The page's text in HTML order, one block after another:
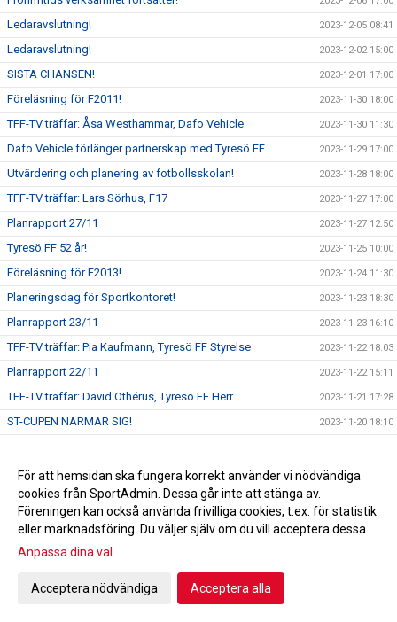
Ledaravslutning! 2023-12-05 08:41
Ledaravslutning! 2023-12-02 15:00
SISTA CHANSEN! 2023-12-01 17:00
Föreläsning för F2011! 2023-11-30 18:00
TFF-TV träffar: Åsa Westhammar, Dafo Vehicle 2023-11-30 11:30
Dafo Vehicle förlänger partnerskap med Tyresö FF 2023-11-29 17:00
Utvärdering och planering av fotbollsskolan! 2023-11-28 18:00
TFF-TV träffar: Lars Sörhus, F17 2023-11-27 17:00
Planrapport 27/11 2023-11-27 12:50
Tyresö FF 52 år! 2023-11-25 10:00
Föreläsning för F2013! 2023-11-24 11:30
Planeringsdag för Sportkontoret! 2023-11-23 18:30
Planrapport 23/11 2023-11-23 16:10
TFF-TV träffar: Pia Kaufmann, Tyresö FF Styrelse 2023-11-22 18:03
Planrapport 22/11 2023-11-22 15:11
TFF-TV träffar: David Othérus, Tyresö FF Herr 2023-11-21 17:28
ST-CUPEN NÄRMAR SIG! 2023-11-20 18:10
En rödgul jul! 2023-11-18 11:45
TACK! 2023-11-17 13:22
Dragning Andelslotteriet 2023-11-15 13:30
TFF-TV träffar: Emilia Åberg & Tuva Swanberg, Tyresö FF
F14
Emilia Ågren och Tuva Swanberg till distriktslagssamlingen!
TFF-TV träffar: Alice Bengtzon Scheele
För att hemsidan ska fungera korrekt använder vi nödvändiga
cookies från SportAdmin. Dessa går inte att stänga av.
Föreningen kan också använda frivilliga cookies, t.ex. för statistik
eller marknadsföring. Du väljer själv om du vill acceptera dessa.
Anpassa dina val
Acceptera nödvändiga Acceptera alla